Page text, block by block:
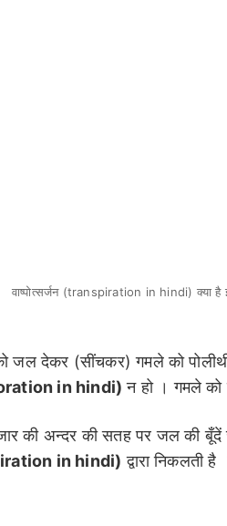
वाष्पोत्सर्जन (transpiration in hindi) क्या है
जल देकर (सींचकर) गमले को
in hindi) न हो । गमले
की अन्दर की सतह पर जल की बूँदें
in hindi) द्वारा निकलती है